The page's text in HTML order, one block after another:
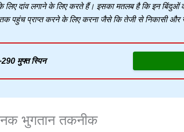
लिए दांव लगाने के लिए करते हैं। इसका मतलब है कि इन बिंदुओं
तक पहुंच प्राप्त करने के लिए करना जैसे कि तेजी से निकासी और
मुफ्त स्पिन
भुगतान तकनीक